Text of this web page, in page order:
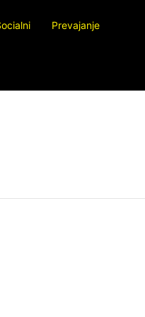
Prevajanje